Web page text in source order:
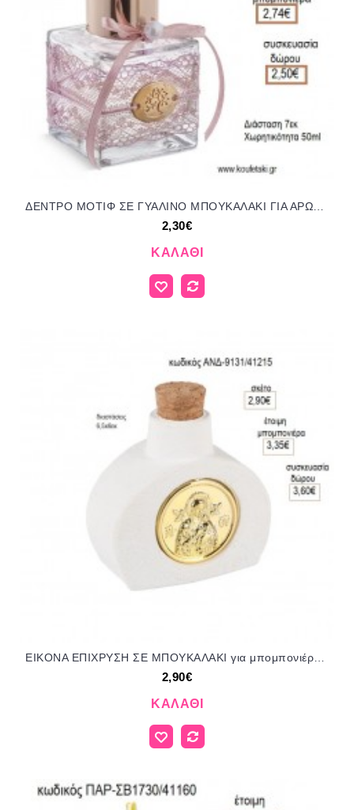
ΔΕΝΤΡΟ ΜΟΤΙΦ ΣΕ ΓΥΑΛΙΝΟ ΜΠΟΥΚΑΛΑΚΙ ΓΙΑ ΑΡΩΜΑΤΙΚΟ ΧΩΡΟΥ για μπομπονιέρες - γούρια ΠΑΡ-ΜΠ19901/41159 2.30€!!!
2,30€
ΚΑΛΆΘΙ
2,90€
ΚΑΛΆΘΙ